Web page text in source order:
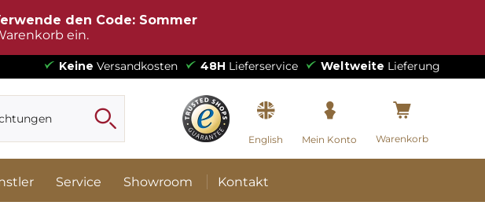
den Code: Sommer
ein.
Keine Versandkosten 48H Lieferservice Weltweite Lieferung
English Mein Konto Warenkorb
Service Showroom Kontakt